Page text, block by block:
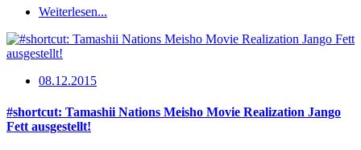
Weiterlesen...
08.12.2015
#shortcut: Tamashii Nations Meisho Movie Realization Jango
Fett ausgestellt!